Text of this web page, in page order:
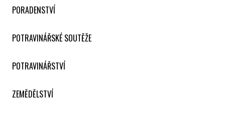
PORADENSTVÍ
POTRAVINÁŘSKÉ SOUTĚŽE
POTRAVINÁŘSTVÍ
ZEMĚDĚLSTVÍ